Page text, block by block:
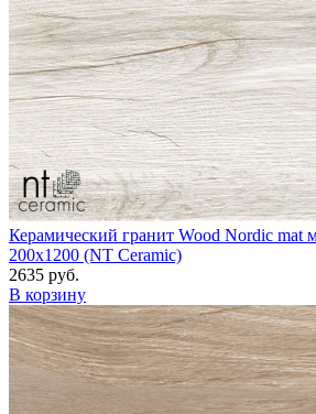
Керамический гранит Wood Nordic mat
200x1200 (NT Ceramic)
2635 руб.
В корзину